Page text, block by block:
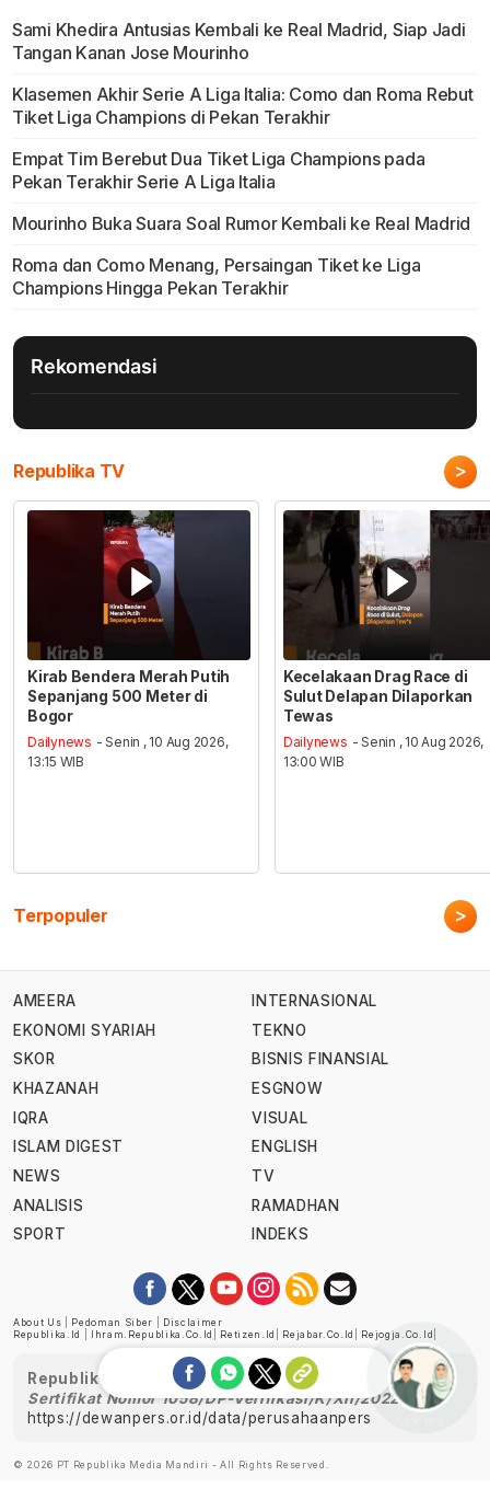
Sami Khedira Antusias Kembali ke Real Madrid, Siap Jadi
Tangan Kanan Jose Mourinho
Klasemen Akhir Serie A Liga Italia: Como dan Roma Rebut
Tiket Liga Champions di Pekan Terakhir
Empat Tim Berebut Dua Tiket Liga Champions pada
Pekan Terakhir Serie A Liga Italia
Mourinho Buka Suara Soal Rumor Kembali ke Real Madrid
Roma dan Como Menang, Persaingan Tiket ke Liga
Champions Hingga Pekan Terakhir
Rekomendasi
Republika TV >
Kirab Bendera Merah Putih
Sepanjang 500 Meter di
Bogor
Dailynews - Senin , 10 Aug 2026,
13:15 WIB
Kecelakaan Drag Race di
Sulut Delapan Dilaporkan
Tewas
Dailynews - Senin , 10 Aug 2026,
13:00 WIB
Terpopuler >
AMEERA
EKONOMI SYARIAH
SKOR
KHAZANAH
IQRA
ISLAM DIGEST
NEWS
ANALISIS
SPORT
INTERNASIONAL
TEKNO
BISNIS FINANSIAL
ESGNOW
VISUAL
ENGLISH
TV
RAMADHAN
INDEKS
About Us Pedoman Siber
Disclaimer
Republika.id
Ihram.republika.co.id Retizen.id Rejabar.co.id Rejogja.co.id
Republika telah diverifikasi oleh Dewan Pers
Sertifikat Nomor 1058/DP-Verifikasi/K/XII/2022
https://dewanpers.or.id/data/perusahaanpers
© 2026 PT Republika Media Mandiri - All Rights Reserved.